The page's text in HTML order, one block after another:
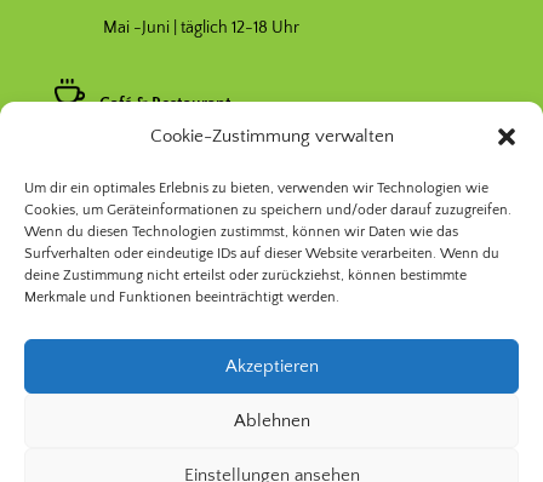
Cookie-Zustimmung verwalten
Um dir ein optimales Erlebnis zu bieten, verwenden wir Technologien wie
Cookies, um Geräteinformationen zu speichern und/oder darauf zuzugreifen.
Wenn du diesen Technologien zustimmst, können wir Daten wie das
Surfverhalten oder eindeutige IDs auf dieser Website verarbeiten. Wenn du
deine Zustimmung nicht erteilst oder zurückziehst, können bestimmte
Merkmale und Funktionen beeinträchtigt werden.
Akzeptieren
Ablehnen
Einstellungen ansehen
Mai -Juni | täglich 12-18 Uhr
Café & Restaurant
Hauptsaison Mai-September 11-19 Uhr
© 2026 Prinzessinnengarten Kollektiv Berlin | Nomadisch